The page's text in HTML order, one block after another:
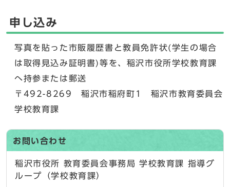
申し込み
写真を貼った市販履歴書と教員免許状(学生の場合
は取得見込み証明書)等を、稲沢市役所学校教育課
へ持参または郵送
〒492-8269 稲沢市稲府町1 稲沢市教育委員会
学校教育課
お問い合わせ
稲沢市役所 教育委員会事務局 学校教育課 指導グ
ループ（学校教育課）